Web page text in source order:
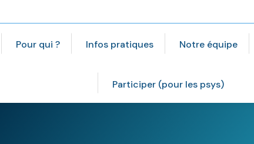
Pour qui ? Infos pratiques Notre équipe
Participer (pour les psys)